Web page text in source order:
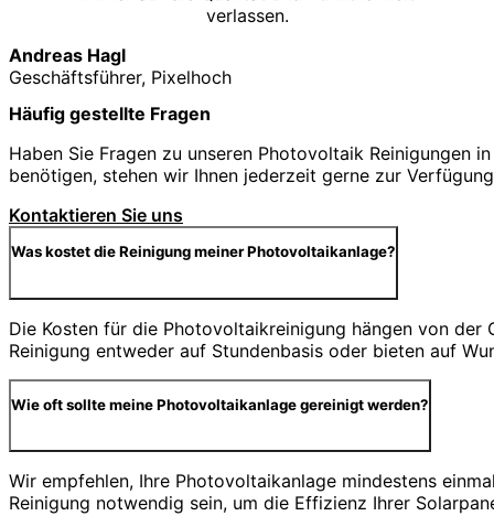
verlassen.
Andreas Hagl
Geschäftsführer, Pixelhoch
Häufig gestellte Fragen
Haben Sie Fragen zu unseren Photovoltaik Reinigungen
benötigen, stehen wir Ihnen jederzeit gerne zur
Kontaktieren Sie uns
Was kostet die Reinigung meiner Photovoltaikanlage?
Die Kosten für die Photovoltaikreinigung hängen von
Reinigung entweder auf Stundenbasis oder bieten auf
Wie oft sollte meine Photovoltaikanlage gereinigt werden?
Wir empfehlen, Ihre Photovoltaikanlage mindestens
Reinigung notwendig sein, um die Effizienz Ihrer